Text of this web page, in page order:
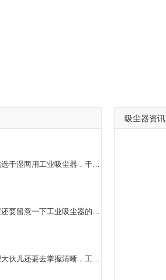
许多顾客在选购工业吸尘器的情况下，都是会去挑选干湿两用工业吸尘器，干湿两用工业吸尘器的作用是十分多的，它不*能够 合适干躁的地区应用，与此同时在较为湿的路面也是能够 应用的，并且它吸尘土的实际效果是十分非常好的，**重要的是干湿两用工业吸尘器，应用的情况下沒有噪声。
假如大伙儿要想增加工业吸尘器的使用期限，那麼还要留意一下工业吸尘器的维护保养方式 ，较早大伙儿要把工业吸尘器的除尘袋卸下来，去开展清理，那样能够 确保吸尘土的实际效果，假如工业吸尘器在没有应用的状况下，那麼大伙儿能够 把它的开关电源关掉放到干躁的部位上。
选购了工业吸尘器的客户，针对工业吸尘器的原理大伙儿还要去掌握清晰，工业吸尘器在工作中的情况下是根据里边的零配件来吸咐气体里边的尘土，做到一个除尘的功效，工业吸尘器在应用的情况下是十分便捷的，吸尘土的实际效果也比较好。
吸尘器资讯